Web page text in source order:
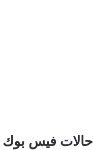
حالات فيس